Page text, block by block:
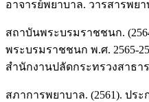
อาจารย์พยาบาล. วารสารพยา
สถาบันพระบรมราชชนก.
พระบรมราชชนก พ.ศ. 2565-
สำนักงานปลัดกระทรวงสาธา
สภาการพยาบาล. (2561). ปร